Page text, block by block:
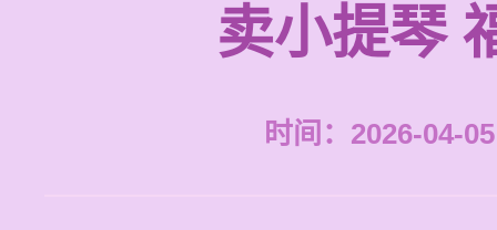
卖小提琴
时间：2026-04-